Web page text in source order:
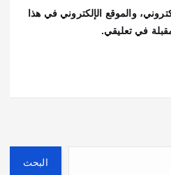
والموقع الإلكتروني في هذا
في تعليقي.
البحث